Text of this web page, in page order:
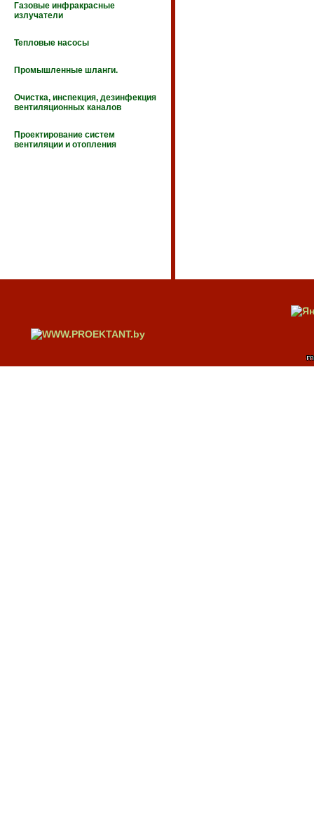
Газовые инфракрасные
излучатели
Тепловые насосы
Промышленные шланги.
Очистка, инспекция, дезинфекция
вентиляционных каналов
Проектирование систем
вентиляции и отопления